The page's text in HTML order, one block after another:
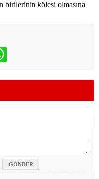
birilerinin kölesi olmasına